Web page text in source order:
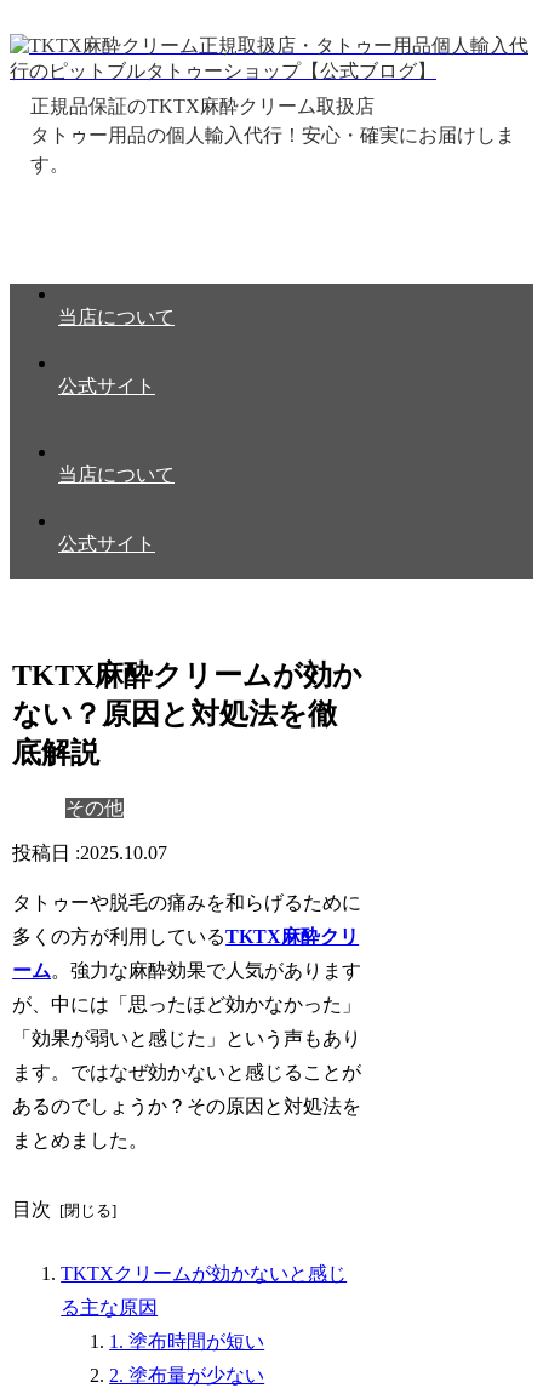
正規品保証のTKTX麻酔クリーム取扱店
当店について
公式サイト
当店について
公式サイト
TKTX麻酔クリームが効か
ない？原因と対処法を徹
底解説
その他
2025.10.07
タトゥーや脱毛の痛みを和らげるために
多くの方が利用しているTKTX麻酔クリ
ーム。強力な麻酔効果で人気があります
が、中には「 思ったほど効かなかった 」
「効果が弱いと感じた 」という声もあり
ます。ではなぜ効かないと感じることが
あるのでしょうか？その原因と対処法を
まとめました。
目次
TKTXクリームが効かないと感じ
る主な原因
1. 塗布時間が短い
2. 塗布量が少ない